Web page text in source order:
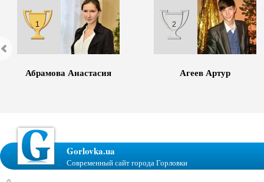
1
Абрамова Анастасия
2
Агеев Артур
Gorlovka.ua
Современный сайт города Горловки